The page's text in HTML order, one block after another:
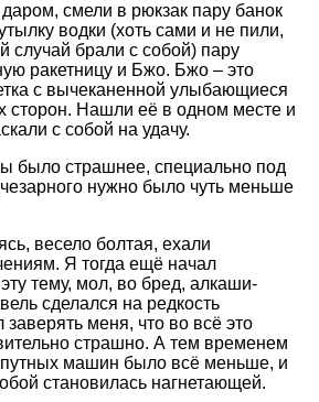
смели в рюкзак пару банок
водки (хоть сами и не пили,
случай брали с собой) пару
ракетницу и Бжо. Бжо – это
с вычеканенной улыбающиеся
сторон. Нашли её в одном месте и
с собой на удачу.
было страшнее, специально под
нужно было чуть меньше
весело болтая, ехали
Я тогда ещё начал
тему, мол, во бред, алкаши-
сделался на редкость
меня, что во всё это
страшно. А тем временем
машин было всё меньше, и
становилась нагнетающей.